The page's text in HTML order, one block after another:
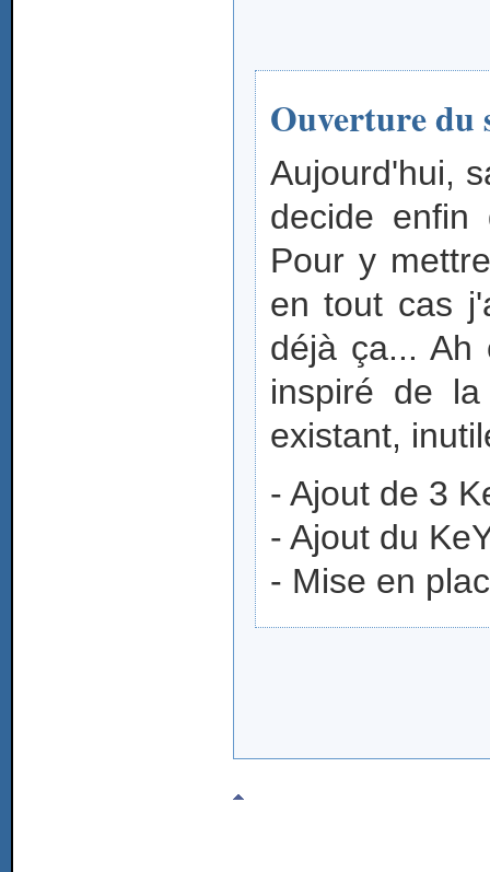
Ouverture du
Aujourd'hui,
decide enfin
Pour y
en tout cas
déjà ça... Ah
inspiré de
existant,
- Ajout de 3
- Ajout du
- Mise en